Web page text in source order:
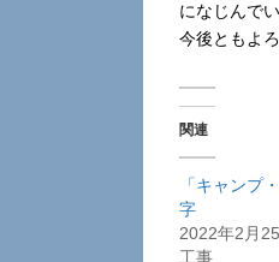
になじんで
今後ともよ
関連
「キャンプ
字
2022年2月
工事